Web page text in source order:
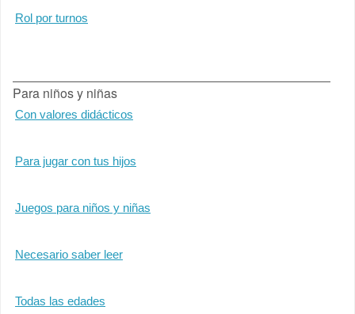
Rol por turnos
Para niños y niñas
Con valores didácticos
Para jugar con tus hijos
Juegos para niños y niñas
Necesario saber leer
Todas las edades